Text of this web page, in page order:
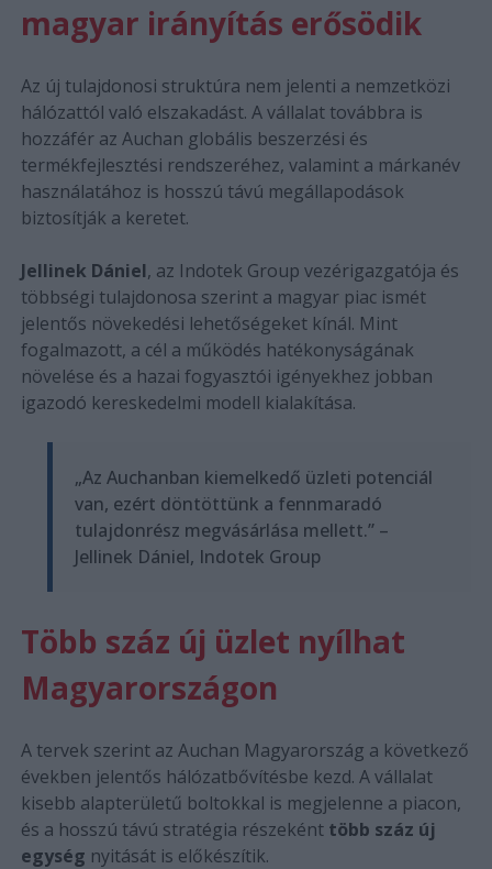
magyar irányítás erősödik
Az új tulajdonosi struktúra nem jelenti a nemzetközi
hálózattól való elszakadást. A vállalat továbbra is
hozzáfér az Auchan globális beszerzési és
termékfejlesztési rendszeréhez, valamint a márkanév
használatához is hosszú távú megállapodások
biztosítják a keretet.
Jellinek Dániel, az Indotek Group vezérigazgatója és
többségi tulajdonosa szerint a magyar piac ismét
jelentős növekedési lehetőségeket kínál. Mint
fogalmazott, a cél a működés hatékonyságának
növelése és a hazai fogyasztói igényekhez jobban
igazodó kereskedelmi modell kialakítása.
„Az Auchanban kiemelkedő üzleti potenciál
van, ezért döntöttünk a fennmaradó
tulajdonrész megvásárlása mellett.” –
Jellinek Dániel, Indotek Group
Több száz új üzlet nyílhat
Magyarországon
A tervek szerint az Auchan Magyarország a következő
években jelentős hálózatbővítésbe kezd. A vállalat
kisebb alapterületű boltokkal is megjelenne a piacon,
és a hosszú távú stratégia részeként több száz új
egység nyitását is előkészítik.